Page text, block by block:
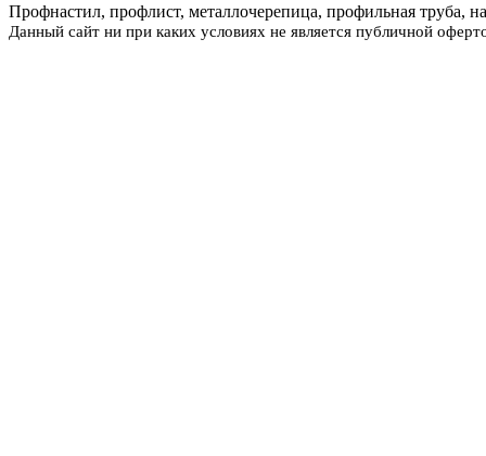
Профнастил, профлист, металлочерепица, профильная труба,
Данный сайт ни при каких условиях не является публичной